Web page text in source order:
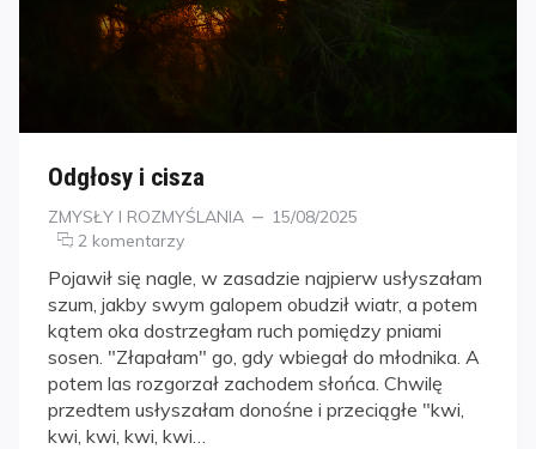
Odgłosy i cisza
Kategorie
ZMYSŁY I ROZMYŚLANIA
Posted
15/08/2025
2 komentarzy
Pojawił się nagle, w zasadzie najpierw usłyszałam
szum, jakby swym galopem obudził wiatr, a potem
kątem oka dostrzegłam ruch pomiędzy pniami
sosen. "Złapałam" go, gdy wbiegał do młodnika. A
potem las rozgorzał zachodem słońca. Chwilę
przedtem usłyszałam donośne i przeciągłe "kwi,
kwi, kwi, kwi, kwi…